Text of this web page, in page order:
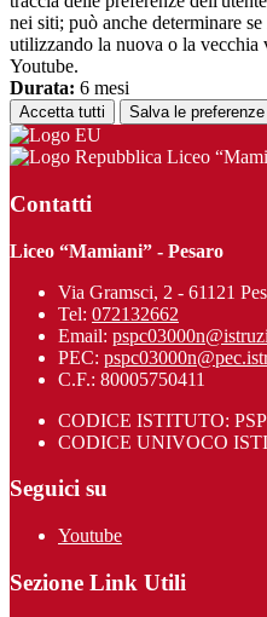
nei siti; può anche determinare
utilizzando la nuova o la vecchia
Youtube.
Durata: 6 mesi
Accetta tutti Salva le preferenze
Liceo
Contatti
Liceo “Mamiani” - Pesaro
Via Gramsci, 2 - 61121
Tel: 072132662
Email:
PEC:
C.F.: 80005750411
CODICE ISTITUTO:
CODICE UNIVOCO
Seguici su
Youtube
Sezione Link Utili